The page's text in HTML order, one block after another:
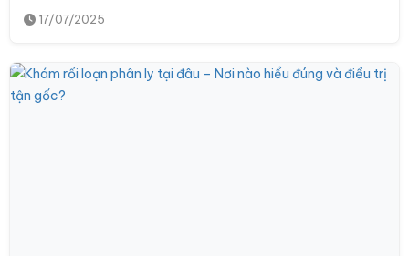
17/07/2025